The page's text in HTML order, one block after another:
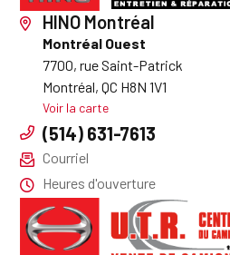
HINO Montréal
Montréal Ouest
7700, rue Saint-Patrick
Montréal, QC H8N 1V1
Voir la carte
(514) 631-7613
Courriel
Heures d'ouverture